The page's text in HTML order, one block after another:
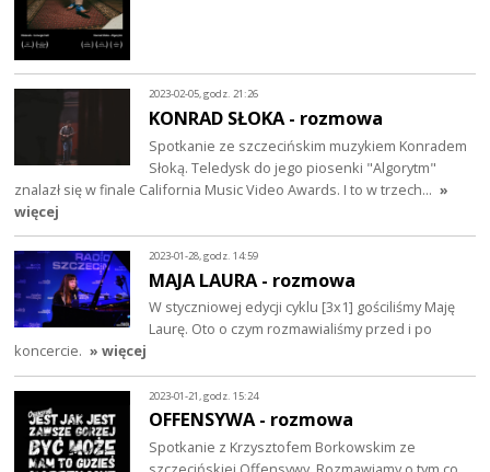
2023-02-05, godz. 21:26
KONRAD SŁOKA - rozmowa
Spotkanie ze szczecińskim muzykiem Konradem
Słoką. Teledysk do jego piosenki "Algorytm"
znalazł się w finale California Music Video Awards. I to w trzech… »
więcej
2023-01-28, godz. 14:59
MAJA LAURA - rozmowa
W styczniowej edycji cyklu [3x1] gościliśmy Maję
Laurę. Oto o czym rozmawialiśmy przed i po
koncercie. » więcej
2023-01-21, godz. 15:24
OFFENSYWA - rozmowa
Spotkanie z Krzysztofem Borkowskim ze